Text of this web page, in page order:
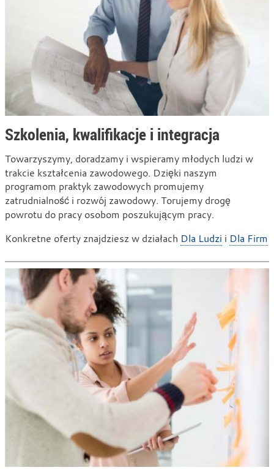
Szkolenia, kwalifikacje i integracja
Towarzyszymy, doradzamy i wspieramy młodych ludzi w
trakcie kształcenia zawodowego. Dzięki naszym
programom praktyk zawodowych promujemy
zatrudnialność i rozwój zawodowy. Torujemy drogę
powrotu do pracy osobom poszukującym pracy.
Konkretne oferty znajdziesz w działach Dla Ludzi i Dla Firm